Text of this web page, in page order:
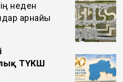
неден
арнайы
ТҮКШ